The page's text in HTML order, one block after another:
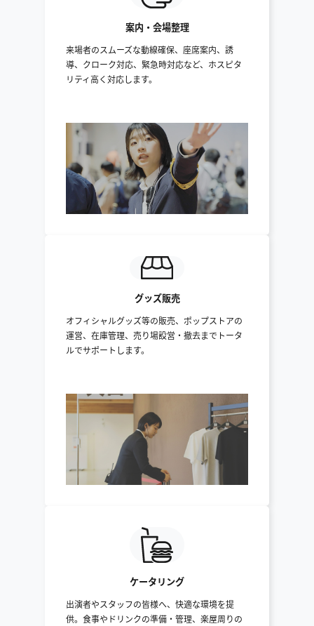
案内・会場整理
来場者のスムーズな動線確保、座席案内、誘
導、クローク対応、緊急時対応など、ホスピタ
リティ高く対応します。
グッズ販売
オフィシャルグッズ等の販売、ポップストアの
運営、在庫管理、売り場設営・撤去までトータ
ルでサポートします。
ケータリング
出演者やスタッフの皆様へ、快適な環境を提
供。食事やドリンクの準備・管理、楽屋周りの